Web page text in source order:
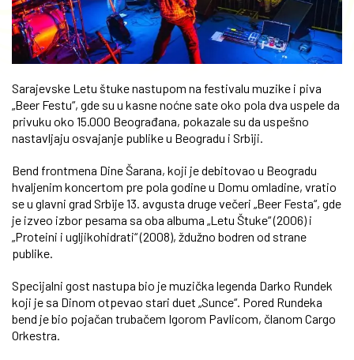
Sarajevske Letu štuke nastupom na festivalu muzike i piva
„Beer Festu“, gde su u kasne noćne sate oko pola dva uspele da
privuku oko 15.000 Beograđana, pokazale su da uspešno
nastavljaju osvajanje publike u Beogradu i Srbiji.
Bend frontmena Dine Šarana, koji je debitovao u Beogradu
hvaljenim koncertom pre pola godine u Domu omladine, vratio
se u glavni grad Srbije 13. avgusta druge večeri „Beer Festa“, gde
je izveo izbor pesama sa oba albuma „Letu Štuke“ (2006) i
„Proteini i ugljikohidrati“ (2008), ždužno bodren od strane
publike.
Specijalni gost nastupa bio je muzička legenda Darko Rundek
koji je sa Dinom otpevao stari duet „Sunce“. Pored Rundeka
bend je bio pojačan trubačem Igorom Pavlicom, članom Cargo
Orkestra.